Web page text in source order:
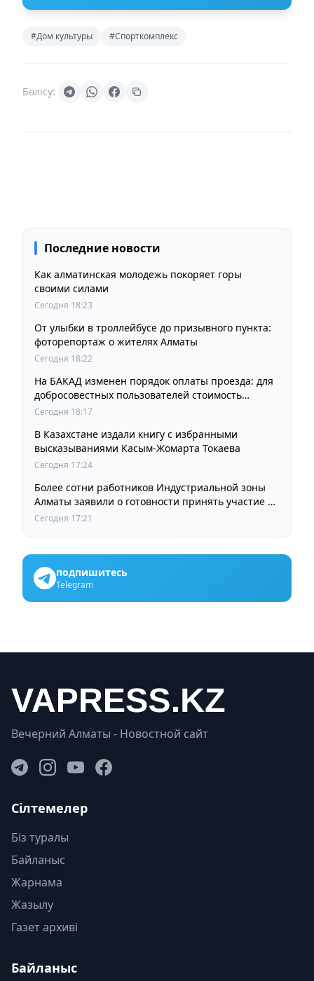
#Дом культуры #Спорткомплекс
Бөлісу:
Последние новости
Как алматинская молодежь покоряет горы
своими силами
Сегодня 18:23
От улыбки в троллейбусе до призывного пункта:
фоторепортаж о жителях Алматы
Сегодня 18:22
На БАКАД изменен порядок оплаты проезда: для
добросовестных пользователей стоимость
остается прежней
Сегодня 18:17
В Казахстане издали книгу с избранными
высказываниями Касым-Жомарта Токаева
Сегодня 17:24
Более сотни работников Индустриальной зоны
Алматы заявили о готовности принять участие в
выборах членов Курылтая
Сегодня 17:21
подпишитесь
Telegram
Вечерний Алматы - Новостной сайт
Сілтемелер
Біз туралы
Байланыс
Жарнама
Жазылу
Газет архиві
Байланыс